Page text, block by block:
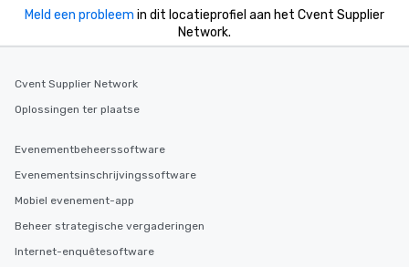
Meld een probleem in dit locatieprofiel aan het Cvent Supplier
Network.
Cvent Supplier Network
Oplossingen ter plaatse
Evenementbeheerssoftware
Evenementsinschrijvingssoftware
Mobiel evenement-app
Beheer strategische vergaderingen
Internet-enquêtesoftware